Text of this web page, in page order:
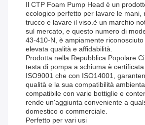
Il CTP Foam Pump Head è un
ecologico perfetto per lavare le mani,
trucco e lavare il viso.è un marchio
sul mercato, e questo numero di
43-410-N, è ampiamente
elevata qualità e affidabilità.
Prodotta nella Repubblica Popolare
testa di pompa a schiuma è
ISO9001 che con ISO14001,
qualità e la sua compatibilità
compatibile con varie bottiglie e
rende un'aggiunta conveniente a
domestico o commerciale.
Perfetto per vari usi